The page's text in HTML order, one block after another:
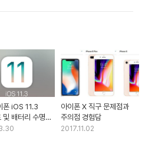
폰 iOS 11.3
및 배터리 수명
아이폰 X 직구 문제점과
주의점 경험담
2017.11.02